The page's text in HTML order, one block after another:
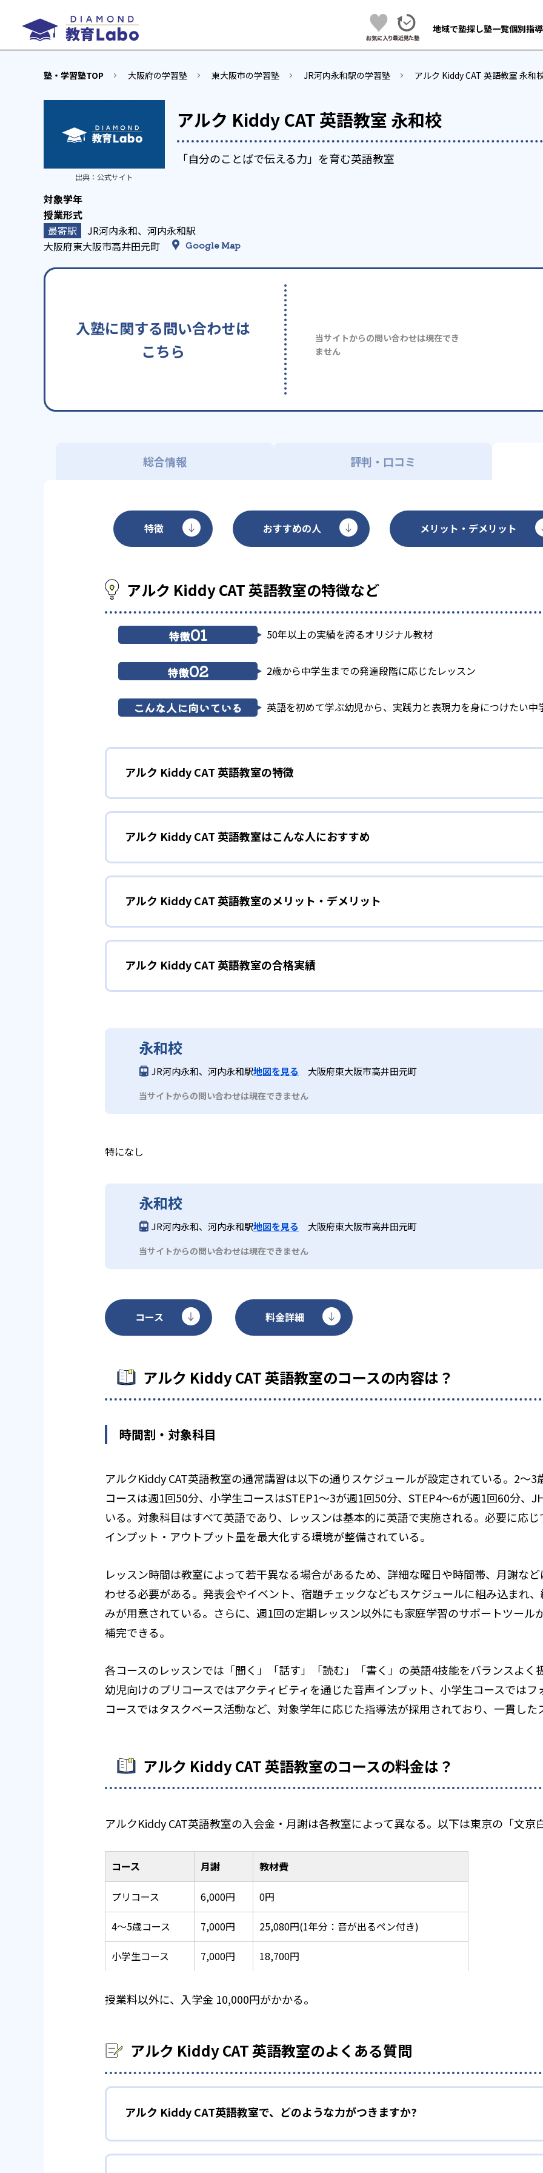
地域で塾探し塾一覧個別指
塾・学習塾TOP 大阪府の学習塾 東大阪市の学習塾 JR河内永和駅の学習塾 アルク Kiddy CAT 英語教室 永和
アルク Kiddy CAT 英語教室 永和校
「自分のことばで伝える力」を育む英語教室
出典： 公式サイト
JR河内永和、河内永和駅
大阪府東大阪市高井田元町
Google Map
入塾に関する問い合わせは
こちら
当サイトからの問い合わせは現在でき
ません
総合情報 評判・口コミ
特徴 おすすめの人 メリット・デメリット
アルク Kiddy CAT 英語教室の特徴など
特徴01 50年以上の実績を誇るオリジナル教材
特徴02 2歳から中学生までの発達段階に応じたレッスン
こんな人に向いている 英語を初めて学ぶ幼児から、実践力と表現力を身につけたい中
アルク Kiddy CAT 英語教室の特徴
1 オリジナリティあふれるレッスン
レッスンはアルク独自の要素が盛り込まれた、楽しいアクティビティで構成される。顧客満足
いた指導により、子どもたちは飽きることなく英語に親しみ、自然に発話する力を伸ばす。講
アレンジを随所に取り入れ、学習意欲を高める仕掛けが豊富に用意されている。
2 2歳から中学生までの発達段階に応じたカリキュラム
2～3歳向けのプリコースから中学生コースまで、年齢や発達ステージに合わせた学習目標と学
に合わせた「よく聞く」→「声に出す」→「自分のことを話す」の3ステップや、小学生のフォ
を音声化する方法）指導、中学生のタスクベース学習（実用的なテーマや課題に取り組むこと
力を上げる教育方法）など、段階的に「聞く」「話す」「読む」「書く」の英語4技能をバラン
3
アルクの50年以上にわたる教材開発のノウハウを結集したオリジナル教材を使用。DVDやペン
スト、CDなど多彩な媒体を通じて、4技能を総合的にカバーし、実践的な英語運用能力を養成
アルク Kiddy CAT 英語教室はこんな人におすすめ
プリコースは2～3歳児を対象とした親子参加型レッスン。親子で一緒にDVD『アルクのabc』
おり、親子のコミュニケーションを深めながら英語感覚を養う。
2 4～5歳児
4～5歳児向けに設計された2年間のカリキュラムで、「よく聞く」→「声に出す」→「自分のこ
小学生コースへの橋渡しとなる基礎力を楽しく習得できる。
小学生～中学生（JHコース）
小学生低学年のSTEP1～3は週1回50分、高学年のSTEP4～6は週1回60分で、フォニックス（
アルク Kiddy CAT 英語教室のメリット・デメリット
アルクKiddy CAT英語教室の最大のメリットは、年齢・発達段階に応じた豊富なコース体系と
ペン」、「CLIL」（英語の4技能を高める教育方法）など多彩な学習ツールを活用し、楽しみ
一人ひとりにきめ細かい指導が行き届く点も強みである。
どんなデメリットがある?
デメリットとしては、教室によって開講コースやレッスン時間、月謝や入会金が異なるため、
アルク Kiddy CAT 英語教室の合格実績
アルクKiddy CAT英語教室は合格実績を公式サイトで公開していない。
永和校
JR河内永和、河内永和駅地図を見る 大阪府東大阪市高井田元町
当サイトからの問い合わせは現在できません
特になし
永和校
JR河内永和、河内永和駅地図を見る 大阪府東大阪市高井田元町
当サイトからの問い合わせは現在できません
コース 料金詳細
アルク Kiddy CAT 英語教室のコースの内容は？
時間割・対象科目
アルクKiddy CAT英語教室の通常講習は以下の通りスケジュールが設定されている。2～
コースは週1回50分、小学生コースはSTEP1～3が週1回50分、STEP4～6が週1回60分、
いる。対象科目はすべて英語であり、レッスンは基本的に英語で実施される。必要に応
インプット・アウトプット量を最大化する環境が整備されている。
レッスン時間は教室によって若干異なる場合があるため、詳細な曜日や時間帯、月謝な
わせる必要がある。発表会やイベント、宿題チェックなどもスケジュールに組み込まれ
みが用意されている。さらに、週1回の定期レッスン以外にも家庭学習のサポートツール
補完できる。
各コースのレッスンでは「聞く」「話す」「読む」「書く」の英語4技能をバランスよく
幼児向けのプリコースではアクティビティを通じた音声インプット、小学生コースでは
コースではタスクベース活動など、対象学年に応じた指導法が採用されており、一貫し
アルク Kiddy CAT 英語教室のコースの料金は？
アルクKiddy CAT英語教室の入会金・月謝は各教室によって異なる。以下は東京の「文京
コース 月謝 教材費
プリコース 6,000円 0円
4～5歳コース 7,000円 25,080円(1年分：音が出るペン付き)
小学生コース 7,000円 18,700円
授業料以外に、入学金 10,000円がかかる。
アルク Kiddy CAT 英語教室のよくある質問
アルク Kiddy CAT英語教室で、どのような力がつきますか?